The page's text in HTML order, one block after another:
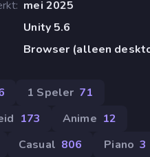
mei 2025
Unity 5.6
Browser (alleen
1 Speler 71
173 Anime 12
Casual 806 Piano 3